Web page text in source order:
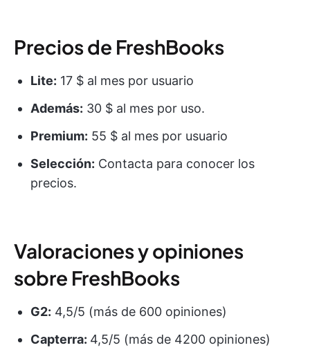
Precios de FreshBooks
Lite: 17 $ al mes por usuario
Además: 30 $ al mes por uso.
Premium: 55 $ al mes por usuario
Selección: Contacta para conocer los
precios.
Valoraciones y opiniones
sobre FreshBooks
G2: 4,5/5 (más de 600 opiniones)
Capterra: 4,5/5 (más de 4200 opiniones)